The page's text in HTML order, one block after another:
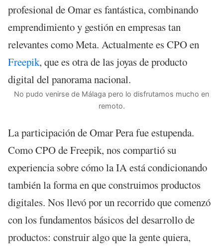
profesional de Omar es fantástica, combinando
emprendimiento y gestión en empresas tan
relevantes como Meta. Actualmente es CPO en
Freepik, que es otra de las joyas de producto
digital del panorama nacional.
No pudo venirse de Málaga pero lo disfrutamos mucho en
remoto.
La participación de Omar Pera fue estupenda.
Como CPO de Freepik, nos compartió su
experiencia sobre cómo la IA está condicionando
también la forma en que construimos productos
digitales. Nos llevó por un recorrido que comenzó
con los fundamentos básicos del desarrollo de
productos: construir algo que la gente quiera,